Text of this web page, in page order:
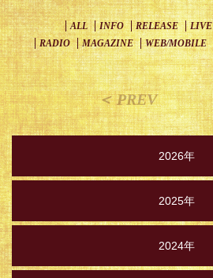
ALL INFO RELEASE LIVE
RADIO
MAGAZINE WEB/MOBILE
＜ PREV
2026年
2025年
2024年